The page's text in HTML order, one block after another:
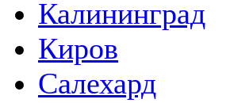
Калининград
Киров
Салехард